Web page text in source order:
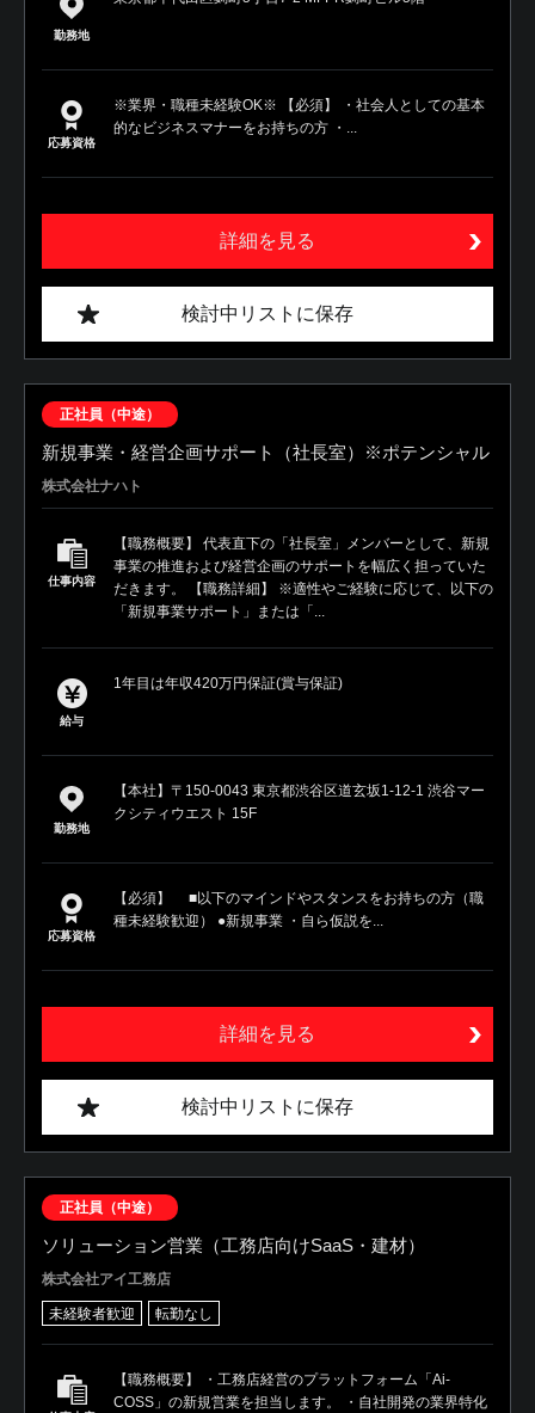
勤務地
応募資格
※業界・職種未経験OK※ 【必須】 ・社会人としての基本
的なビジネスマナーをお持ちの方 ・...
詳細を見る
検討中リストに保存
正社員（中途）
新規事業・経営企画サポート（社長室）※ポテンシャル
株式会社ナハト
仕事内容
【職務概要】 代表直下の「社長室」メンバーとして、新規
事業の推進および経営企画のサポートを幅広く担っていた
だきます。 【職務詳細】 ※適性やご経験に応じて、以下の
「新規事業サポート」または「...
給与
1年目は年収420万円保証(賞与保証)
勤務地
【本社】〒150-0043 東京都渋谷区道玄坂1-12-1 渋谷マー
クシティウエスト 15F
応募資格
【必須】 ■以下のマインドやスタンスをお持ちの方（職
種未経験歓迎） ●新規事業 ・自ら仮説を...
詳細を見る
検討中リストに保存
正社員（中途）
ソリューション営業（工務店向けSaaS・建材）
株式会社アイ工務店
未経験者歓迎 転勤なし
【職務概要】 ・工務店経営のプラットフォーム「Ai-
COSS」の新規営業を担当します。 ・自社開発の業界特化